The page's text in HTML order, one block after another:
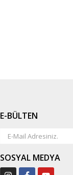
E-BÜLTEN
SOSYAL MEDYA